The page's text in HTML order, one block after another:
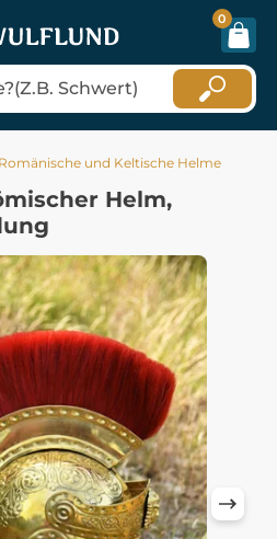
0
Romänische und Keltische Helme
Helm,